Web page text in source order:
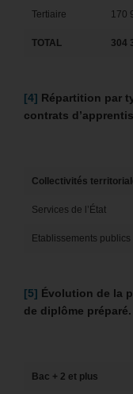
Tertiaire 170
TOTAL 304
[4] Répartition par
contrats
Collectivités
Services de l’État
Etablissements publics
[5] Évolution de la
de diplôme préparé.
Bac + 2 et plus